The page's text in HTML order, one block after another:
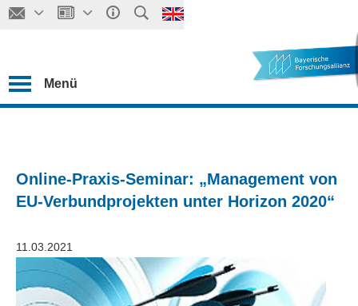
Menü
Online-Praxis-Seminar: „Management von
EU-Verbundprojekten unter Horizon 2020“
11.03.2021